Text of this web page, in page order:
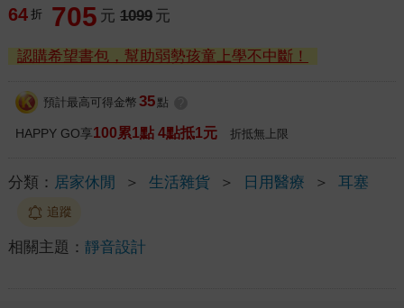
64 折 705 元 1099 元
認購希望書包，幫助弱勢孩童上學不中斷！
預計最高可得金幣 35 點
HAPPY GO享100累1點 4點抵1元 折抵無上限
分類： 居家休閒 ＞ 生活雜貨 ＞ 日用醫療 ＞ 耳塞
追蹤
相關主題： 靜音設計